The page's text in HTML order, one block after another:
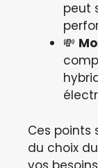
peut
💸
Ces points
du choix